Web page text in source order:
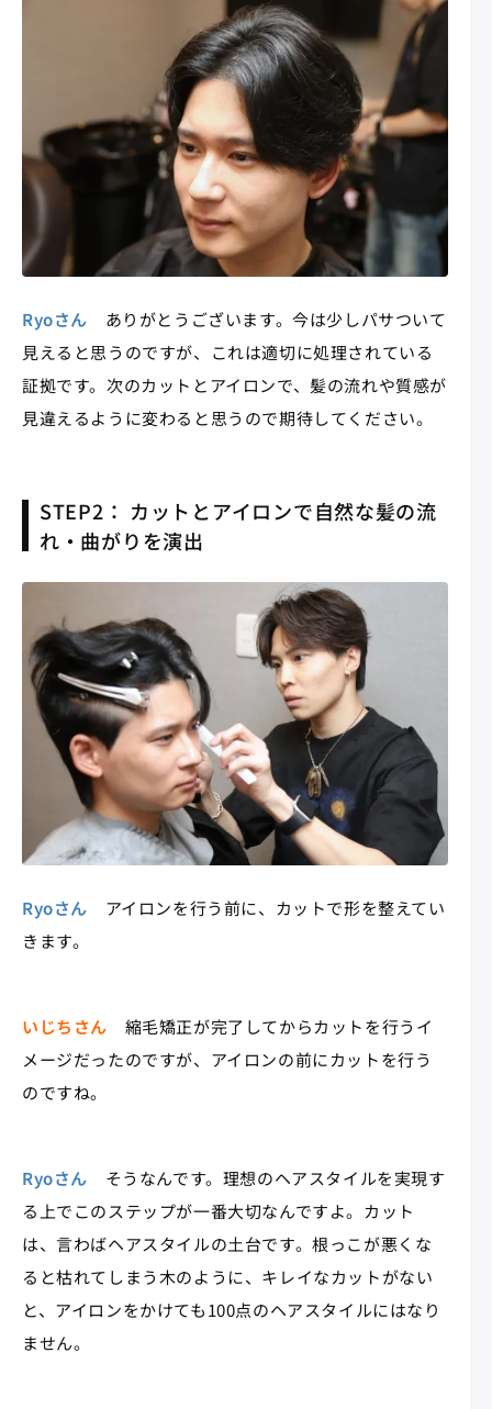
Ryoさん ありがとうございます。今は少しパサついて
見えると思うのですが、これは適切に処理されている
証拠です。次のカットとアイロンで、髪の流れや質感が
見違えるように変わると思うので期待してください。
STEP2： カットとアイロンで自然な髪の流
れ・曲がりを演出
Ryoさん アイロンを行う前に、カットで形を整えてい
きます。
いじちさん 縮毛矯正が完了してからカットを行うイ
メージだったのですが、アイロンの前にカットを行う
のですね。
Ryoさん そうなんです。理想のヘアスタイルを実現す
る上でこのステップが一番大切なんですよ。カット
は、言わばヘアスタイルの土台です。根っこが悪くな
ると枯れてしまう木のように、キレイなカットがない
と、アイロンをかけても100点のヘアスタイルにはなり
ません。